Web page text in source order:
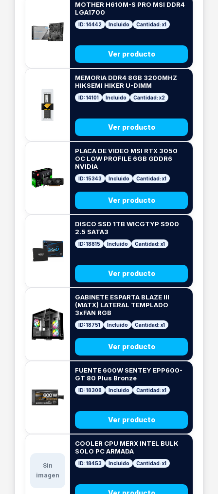
MOTHER H610M-S PRO MSI DDR4
LGA1700
ID: 14442 Incluido Cantidad: x1
Ver producto
MEMORIA DDR4 8GB 3200MHZ
HIKSEMI HIKER U-DIMM
ID: 14101 Incluido Cantidad: x2
Ver producto
PLACA DE VIDEO MSI RTX 3050
OC LOW PROFILE 6GB GDDR6
NVIDIA
ID: 15343 Incluido Cantidad: x1
Ver producto
DISCO SSD 1TB WICGTYP S900
2.5 SATA3
ID: 18815 Incluido Cantidad: x1
Ver producto
GABINETE ESPARTA BLAZE III
(MATX) LATERAL TEMPLADO
3xFAN RGB
ID: 18751 Incluido Cantidad: x1
Ver producto
FUENTE 600W SENTEY EPP600-
GT 80 Plus Bronze
ID: 18308 Incluido Cantidad: x1
Ver producto
Sin
imagen
COOLER CPU MERX INTEL BULK
SOLO PC ARMADA
ID: 18453 Incluido Cantidad: x1